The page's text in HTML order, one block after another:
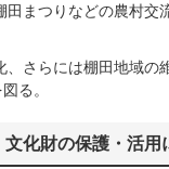
まつりなどの農村交
さらには棚田地域の
る。
文化財の保護・活用